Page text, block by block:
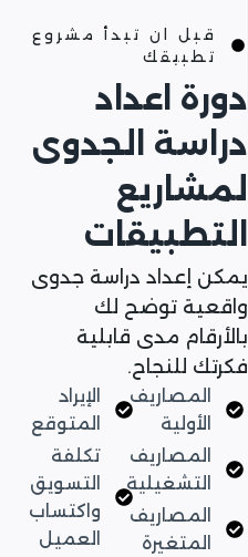
قبل ان تبدأ مشروع
تطبيقك
دورة اعداد
دراسة الجدوى
لمشاريع
التطبيقات
يمكن إعداد دراسة جدوى
واقعية توضح لك
بالأرقام مدى قابلية
فكرتك للنجاح.
المصاريف
الأولية
المصاريف
التشغيلية
المصاريف
المتغيرة
الإيراد
المتوقع
تكلفة
التسويق
واكتساب
العميل